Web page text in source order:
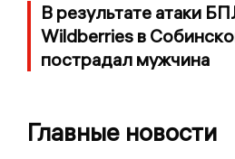
В результате атаки
Wildberries в
пострадал мужчина
Главные новости